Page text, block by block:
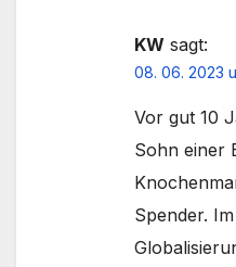
KW sagt:
08. 06. 2023
Vor gut 10
Sohn einer
Spender.